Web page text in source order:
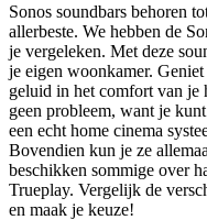
Sonos soundbars behoren
allerbeste. We hebben de
je vergeleken. Met deze
je eigen woonkamer.
geluid in het comfort van je
geen probleem, want je
een echt home cinema
Bovendien kun je ze
beschikken sommige over
Trueplay. Vergelijk de
en maak je keuze!